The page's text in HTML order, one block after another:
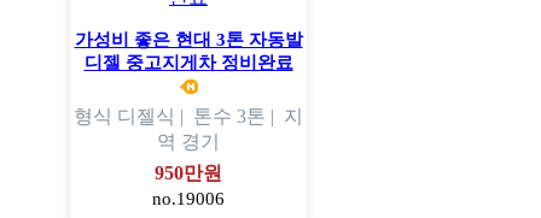
가성비 좋은 현대 3톤 자동발
디젤 중고지게차 정비완료
형식 디젤식 | 톤수 3톤 | 지
역 경기
950만원
no.19006